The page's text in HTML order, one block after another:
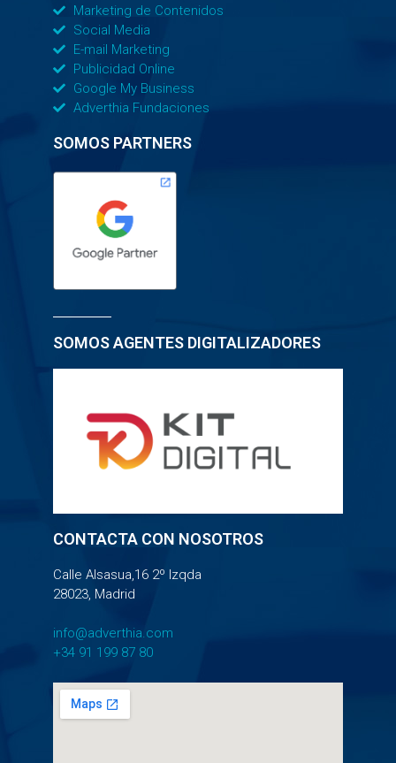
Marketing de Contenidos
Social Media
E-mail Marketing
Publicidad Online
Google My Business
Adverthia Fundaciones
SOMOS PARTNERS
SOMOS AGENTES DIGITALIZADORES
CONTACTA CON NOSOTROS
Calle Alsasua,16 2º Izqda
28023, Madrid
info@adverthia.com
+34 91 199 87 80